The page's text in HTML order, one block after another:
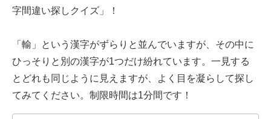
字間違い探しクイズ」！
「輸」という漢字がずらりと並んでいますが、その中に
ひっそりと別の漢字が1つだけ紛れています。一見する
とどれも同じように見えますが、よく目を凝らして探し
てみてください。制限時間は1分間です！